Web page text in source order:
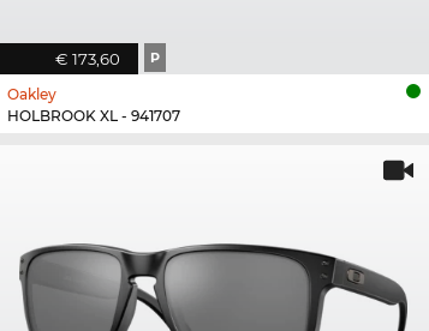
€ 173,60 P
Oakley
HOLBROOK XL - 941707